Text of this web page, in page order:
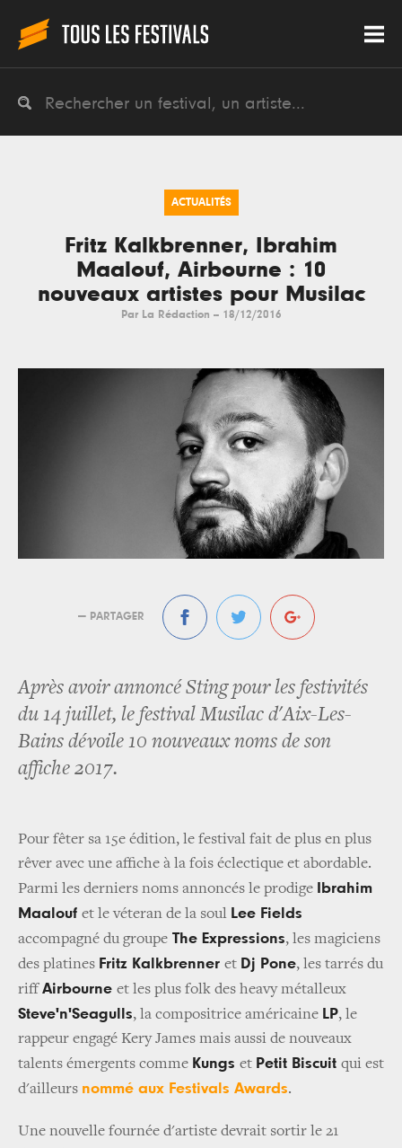
ACTUALITÉS
Fritz Kalkbrenner, Ibrahim
Maalouf, Airbourne : 10
nouveaux artistes pour Musilac
Par La Rédaction -- 18/12/2016
— PARTAGER
Après avoir annoncé Sting pour les festivités
du 14 juillet, le festival Musilac d'Aix-Les-
Bains dévoile 10 nouveaux noms de son
affiche 2017.
Pour fêter sa 15e édition, le festival fait de plus en plus
rêver avec une affiche à la fois éclectique et abordable.
Parmi les derniers noms annoncés le prodige
Ibrahim
Maalouf et le véteran de la soul Lee Fields
accompagné du groupe The Expressions, les magiciens
des platines Fritz Kalkbrenner et Dj Pone, les tarrés du
riffAirbourne et les plus folk des heavy métalleux
Steve'n'Seagulls, la compositrice américaine LP, le
rappeur engagé Kery James mais aussi de nouveaux
talents émergents comme Kungs et Petit Biscuit qui est
d'ailleurs nommé aux Festivals Awards.
Une nouvelle fournée d'artiste devrait sortir le 21